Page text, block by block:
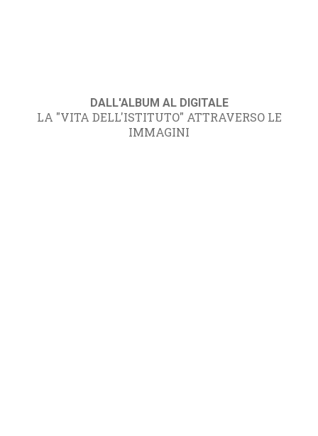
DALL'ALBUM AL DIGITALE
LA "VITA DELL'ISTITUTO" ATTRAVERSO LE
IMMAGINI